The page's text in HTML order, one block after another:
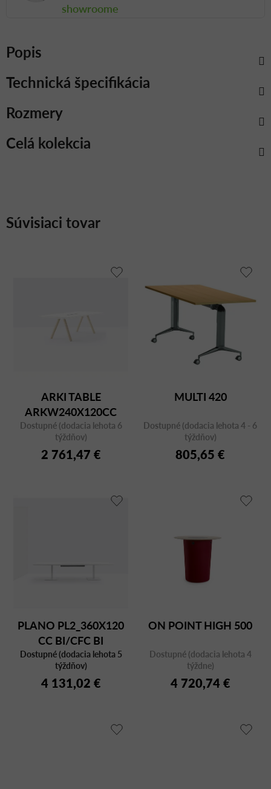
showroome
Popis
Celá kolekcia
Rozmery
Technická špecifikácia
Súvisiaci tovar
ARKI TABLE
ARKW240X120CC
Dostupné (dodacia lehota 6
týždňov)
2 761,47 €
MULTI 420
Dostupné (dodacia lehota 4 - 6
týždňov)
805,65 €
PLANO PL2_360X120
CC BI/CFC BI
Dostupné (dodacia lehota 5
týždňov)
4 131,02 €
ON POINT HIGH 500
Dostupné (dodacia lehota 4
týždne)
4 720,74 €